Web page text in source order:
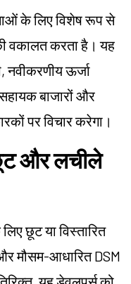
के लिए विशेष रूप से
वकालत करता है। यह
नवीकरणीय ऊर्जा
बाजारों और
पर विचार करेगा।
और लचीले
छूट या विस्तारित
मौसम-आधारित DSM